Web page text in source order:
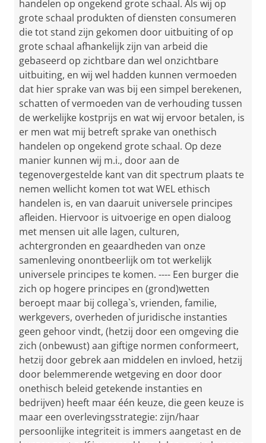
handelen op ongekend grote schaal. Als wij op
grote schaal produkten of diensten consumeren
die tot stand zijn gekomen door uitbuiting of op
grote schaal afhankelijk zijn van arbeid die
gebaseerd op zichtbare dan wel onzichtbare
uitbuiting, en wij wel hadden kunnen vermoeden
dat hier sprake van was bij een simpel berekenen,
schatten of vermoeden van de verhouding tussen
de werkelijke kostprijs en wat wij ervoor betalen, is
er men wat mij betreft sprake van onethisch
handelen op ongekend grote schaal. Op deze
manier kunnen wij m.i., door aan de
tegenovergestelde kant van dit spectrum plaats te
nemen wellicht komen tot wat WEL ethisch
handelen is, en van daaruit universele principes
afleiden. Hiervoor is uitvoerige en open dialoog
met mensen uit alle lagen, culturen,
achtergronden en geaardheden van onze
samenleving onontbeerlijk om tot werkelijk
universele principes te komen. ---- Een burger die
zich op hogere principes en (grond)wetten
beroept maar bij collega`s, vrienden, familie,
werkgevers, overheden of juridische instanties
geen gehoor vindt, (hetzij door een omgeving die
zich (onbewust) aan giftige normen conformeert,
hetzij door gebrek aan middelen en invloed, hetzij
door belemmerende wetgeving en door door
onethisch beleid getekende instanties en
bedrijven) heeft maar één keuze, die geen keuze is
maar een overlevingsstrategie: zijn/haar
persoonlijke integriteit is immers aangetast en de